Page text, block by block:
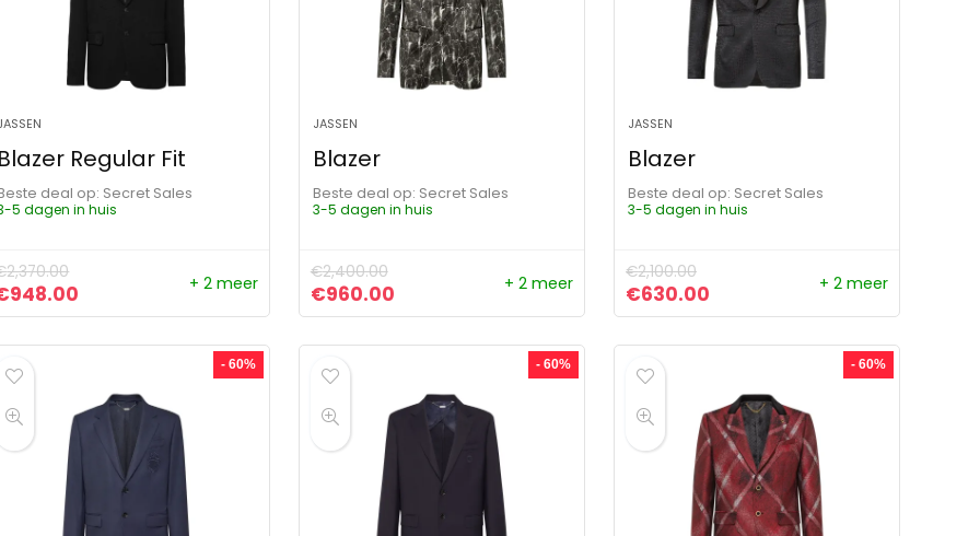
Regular Fit
deal op:
Secret Sales
5 dagen in huis
2,370.00
prijs was: €2,370.00.
948.00 Huidige prijs is: €948.00.
+ 2 meer
JASSEN
Blazer
Beste deal op:
Secret Sales
3-5 dagen in huis
€2,400.00
Oorspronkelijke prijs was: €2,400.00.
€960.00Huidige prijs is: €960.00.
+ 2 meer
JASSEN
Blazer
Beste deal op:
Secret Sales
3-5 dagen in huis
€2,100.00
Oorspronkelijke prijs was:
€630.00 Huidige prijs is: €630.00.
+ 2 meer
- 60% - 60% - 60%